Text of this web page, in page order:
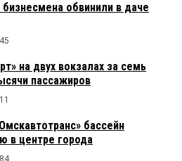
обвинили в даче
на двух вокзалах за семь
пассажиров
бассейн
в центре города